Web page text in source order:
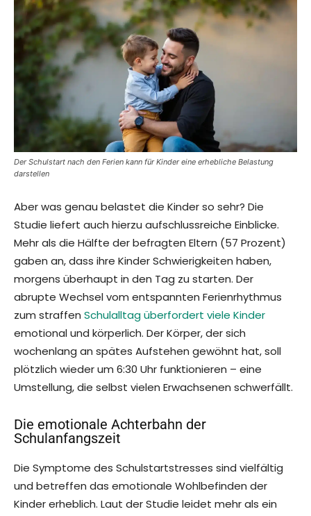
Der Schulstart nach den Ferien kann für Kinder eine erhebliche Belastung
darstellen
Aber was genau belastet die Kinder so sehr? Die
Studie liefert auch hierzu aufschlussreiche Einblicke.
Mehr als die Hälfte der befragten Eltern (57 Prozent)
gaben an, dass ihre Kinder Schwierigkeiten haben,
morgens überhaupt in den Tag zu starten. Der
abrupte Wechsel vom entspannten Ferienrhythmus
zum straffen Schulalltag überfordert viele Kinder
emotional und körperlich. Der Körper, der sich
wochenlang an spätes Aufstehen gewöhnt hat, soll
plötzlich wieder um 6:30 Uhr funktionieren – eine
Umstellung, die selbst vielen Erwachsenen schwerfällt.
Die emotionale Achterbahn der
Schulanfangszeit
Die Symptome des Schulstartstresses sind vielfältig
und betreffen das emotionale Wohlbefinden der
Kinder erheblich. Laut der Studie leidet mehr als ein